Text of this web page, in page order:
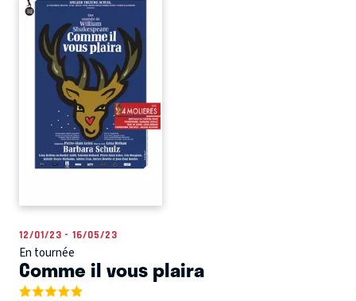
12/01/23 - 16/05/23
En tournée
Comme il vous plaira